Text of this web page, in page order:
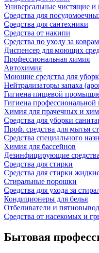
Универсальные чистящие
Средства для
Средства для сантехники
Средства от накипи
Средства по уходу за
Диспенсер для моющих
Профессиональная химия
Автохимия
Моющие средства для
Нейтрализаторы запаха
Гигиена пищевой
Гигиена профессиональной
Химия для прачечных и
Средства для уборки
Проф. средства для мытья
Средства специального
Химия для бассейнов
Дезинфицирующие
Средства для стирки
Средства для стирки
Стиральные порошки
Средства для ухода за
Кондиционеры для белья
Отбеливатели и
Средства от насекомых и
Бытовая